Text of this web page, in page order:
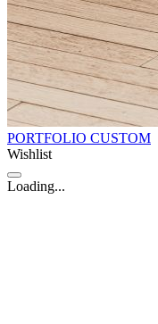
PORTFOLIO CUSTOM
Wishlist
Loading...